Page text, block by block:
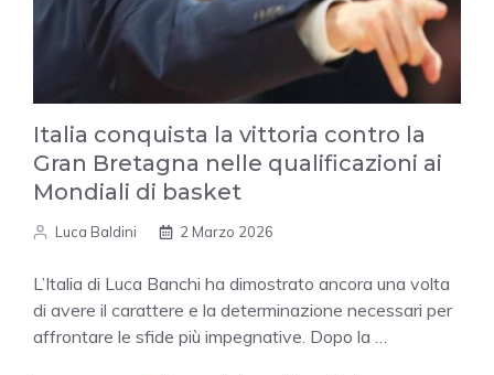
Italia conquista la vittoria contro la
Gran Bretagna nelle qualificazioni ai
Mondiali di basket
Luca Baldini 2 Marzo 2026
L’Italia di Luca Banchi ha dimostrato ancora una volta
di avere il carattere e la determinazione necessari per
affrontare le sfide più impegnative. Dopo la …